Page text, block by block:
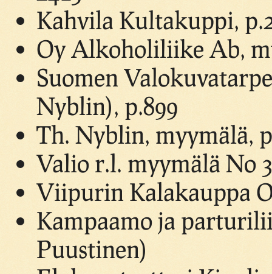
Kahvila Kultakuppi,
Oy Alkoholiliike Ab,
Suomen
Nyblin), p.899
Th. Nyblin, myymälä,
Valio r.l. myymälä No
Viipurin Kalakauppa
Kampaamo ja
Puustinen)